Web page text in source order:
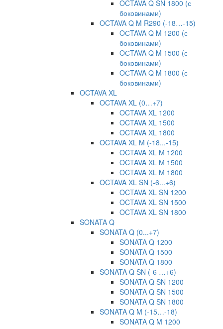
OCTAVA Q SN 1800 (с
боковинами)
OCTAVA Q M R290 (-18…-15)
OСTAVA Q M 1200 (с
боковинами)
OСTAVA Q M 1500 (с
боковинами)
OСTAVA Q M 1800 (с
боковинами)
OCTAVA XL
OCTAVA XL (0…+7)
OCTAVA XL 1200
OCTAVA XL 1500
OCTAVA XL 1800
OCTAVA XL M (-18...-15)
OCTAVA XL M 1200
OCTAVA XL M 1500
OCTAVA XL M 1800
OCTAVA XL SN (-6...+6)
OCTAVA XL SN 1200
OCTAVA XL SN 1500
OCTAVA XL SN 1800
SONATA Q
SONATA Q (0...+7)
SONATA Q 1200
SONATA Q 1500
SONATA Q 1800
SONATA Q SN (-6 …+6)
SONATA Q SN 1200
SONATA Q SN 1500
SONATA Q SN 1800
SONATA Q M (-15…-18)
SONATA Q M 1200